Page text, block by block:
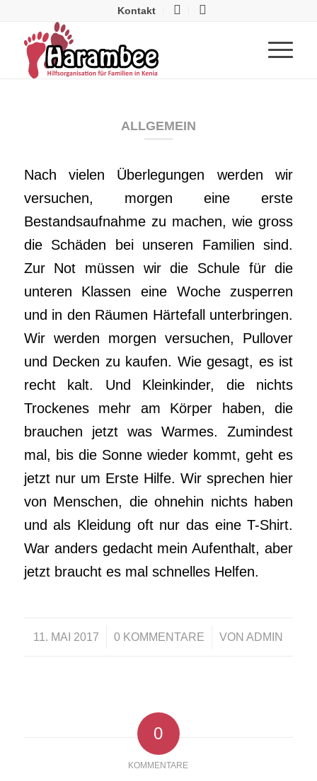
Kontakt
ALLGEMEIN
Nach vielen Überlegungen werden wir
versuchen, morgen eine erste
Bestandsaufnahme zu machen, wie gross
die Schäden bei unseren Familien sind.
Zur Not müssen wirdie Schule für die
unteren Klassen eine Woche zusperren
und in den Räumen Härtefall unterbringen.
Wir werden morgen versuchen, Pullover
und Decken zu kaufen. Wie gesagt, es ist
recht kalt. Und Kleinkinder, die nichts
Trockenes mehr am Körper haben, die
brauchen jetzt was Warmes. Zumindest
mal, bis die Sonne wieder kommt, geht es
jetzt nur um Erste Hilfe. Wir sprechen hier
von Menschen, die ohnehin nichts haben
und als Kleidung oft nur das eine T-Shirt.
War anders gedacht mein Aufenthalt, aber
jetzt braucht es mal schnelles Helfen.
11. MAI 2017
/ 0 KOMMENTARE
/ VONADMIN
0
KOMMENTARE